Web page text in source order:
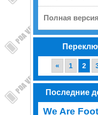
Полная
« 1 2
Последние
We Are